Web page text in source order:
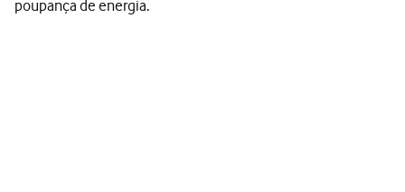
poupança de energia.